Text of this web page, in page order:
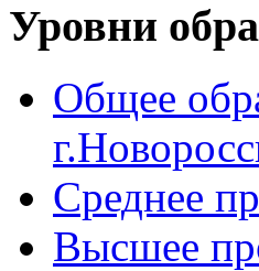
Уровни
Общее
Среднее
Высшее